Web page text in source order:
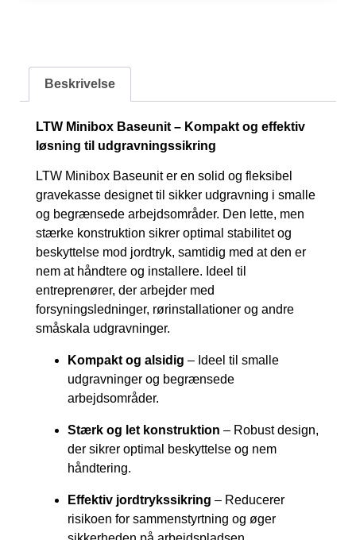
Beskrivelse
LTW Minibox Baseunit – Kompakt og effektiv
løsning til udgravningssikring
LTW Minibox Baseunit er en solid og fleksibel
gravekasse designet til sikker udgravning i smalle
og begrænsede arbejdsområder. Den lette, men
stærke konstruktion sikrer optimal stabilitet og
beskyttelse mod jordtryk, samtidig med at den er
nem at håndtere og installere. Ideel til
entreprenører, der arbejder med
forsyningsledninger, rørinstallationer og andre
småskala udgravninger.
Kompakt og alsidig – Ideel til smalle
udgravninger og begrænsede
arbejdsområder.
Stærk og let konstruktion – Robust design,
der sikrer optimal beskyttelse og nem
håndtering.
Effektiv jordtrykssikring – Reducerer
risikoen for sammenstyrtning og øger